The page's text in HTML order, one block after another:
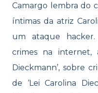
Camargo lembra do
íntimas da atriz
um ataque hacker.
crimes na internet,
Dieckmann’, sobre
de ‘Lei Carolina